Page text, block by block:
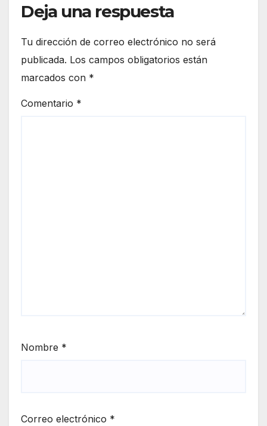
Deja una respuesta
Tu dirección de correo electrónico no será
publicada. Los campos obligatorios están
marcados con *
Comentario *
Nombre *
Correo electrónico *